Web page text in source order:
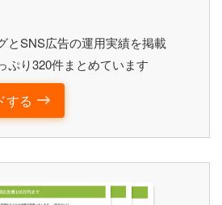
とSNS広告の運用実績を掲載
ぷり320件まとめています
する